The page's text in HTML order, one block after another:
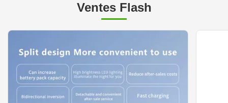
Ventes Flash